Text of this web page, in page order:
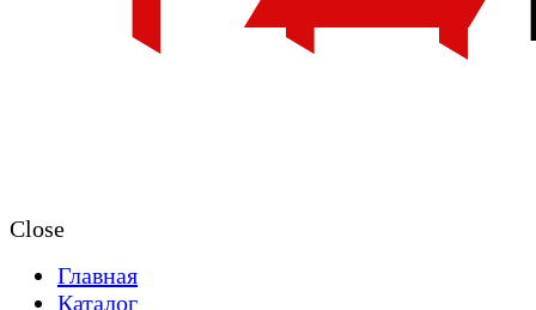
Close
Главная
Каталог